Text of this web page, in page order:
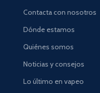
Contacta con nosotros
Dónde estamos
Quiénes somos
Noticias y consejos
Lo último en vapeo